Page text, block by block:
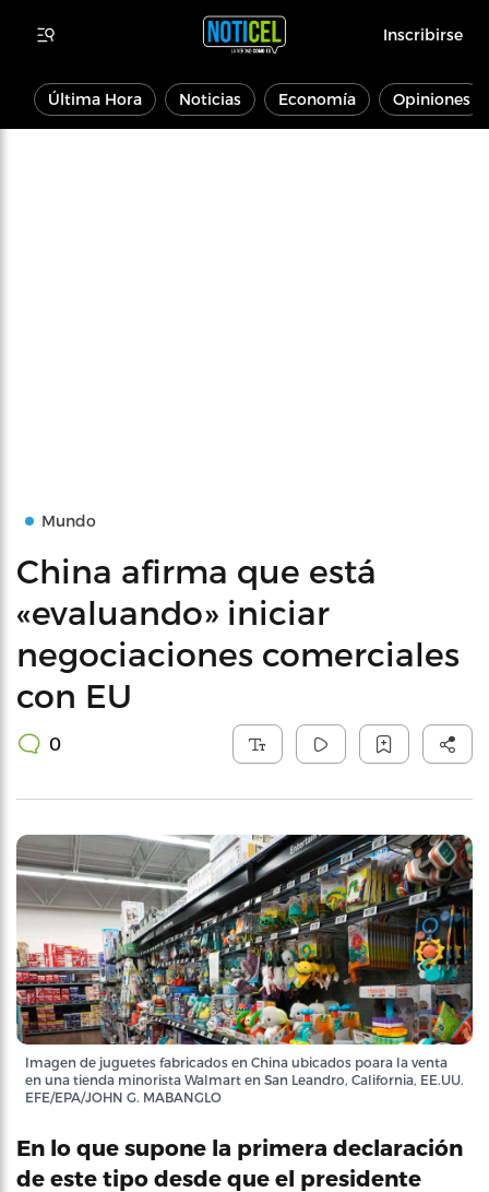
Inscribirse
Última Hora Noticias Economía Opiniones
Mundo
China afirma que está
«evaluando» iniciar
negociaciones comerciales
con EU
0
Imagen de juguetes fabricados en China ubicados poara la venta
en una tienda minorista Walmart en San Leandro, California, EE.UU.
EFE/EPA/JOHN G. MABANGLO
En lo que supone la primera declaración
de este tipo desde que el presidente